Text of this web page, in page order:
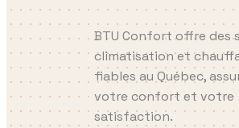
BTU Confort offre des
climatisation et
fiables au Québec,
votre confort et votre
satisfaction.